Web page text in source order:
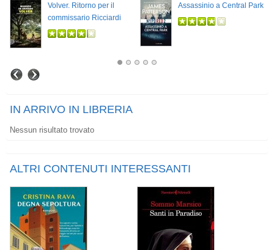
Volver. Ritorno per il
commissario Ricciardi
Assassinio a Central Park
IN ARRIVO IN LIBRERIA
Nessun risultato trovato
ALTRI CONTENUTI INTERESSANTI